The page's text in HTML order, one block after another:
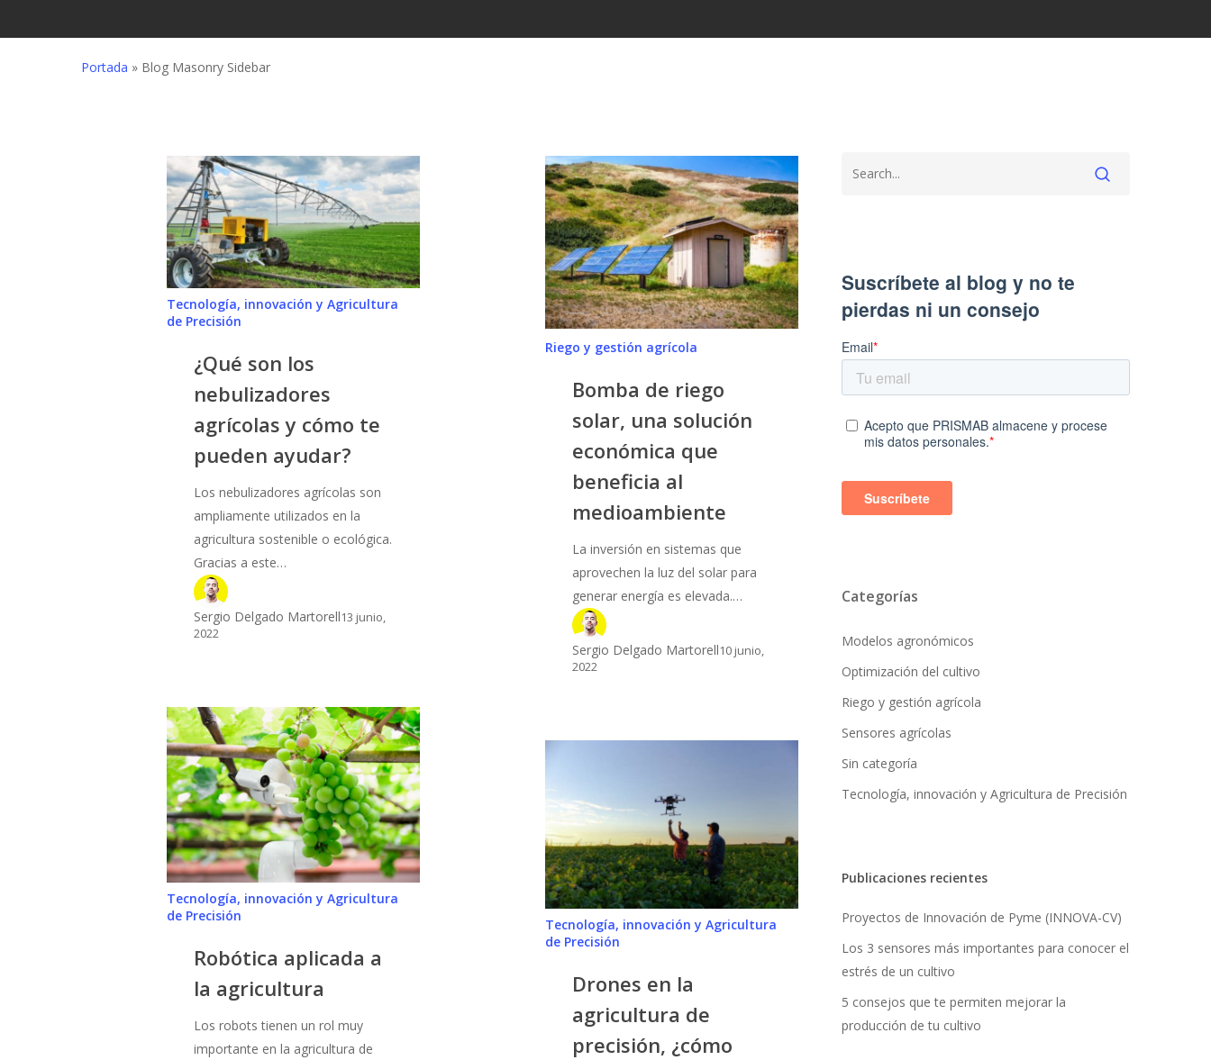
Portada » Blog Masonry Sidebar
¿Qué
son
los
nebulizadores
agrícolas
y
cómo
te
pueden
ayudar?
Tecnología, innovación y Agricultura
de Precisión
¿Qué son los
nebulizadores
agrícolas y cómo te
pueden ayudar?
Los nebulizadores agrícolas son
ampliamente utilizados en la
agricultura sostenible o ecológica.
Gracias a este…
Sergio Delgado Martorell13 junio,
2022
Bomba
de
riego
solar,
una
solución
económica
que
beneficia
medioambiente
Riego y gestión agrícola
Bomba de riego
solar, una solución
económica que
beneficia al
medioambiente
La inversión en sistemas que
aprovechen la luz del solar para
generar energía es elevada.…
Sergio Delgado Martorell10 junio,
2022
Robótica
aplicada
a
la
agricultura
Tecnología, innovación y Agricultura
de Precisión
Robótica aplicada a
la agricultura
Los robots tienen un rol muy
importante en la agricultura de
la
agricultura
de
precisión,
¿cómo
ayudan
en
cultivo?
Tecnología, innovación y Agricultura
de Precisión
Drones en la
agricultura de
precisión, ¿cómo
Categorías
Modelos agronómicos
Optimización del cultivo
Riego y gestión agrícola
Sensores agrícolas
Sin categoría
Tecnología, innovación y Agricultura de Precisión
Publicaciones recientes
Proyectos de Innovación de Pyme (INNOVA-CV)
Los 3 sensores más importantes para conocer el
estrés de un cultivo
5 consejos que te permiten mejorar la
producción de tu cultivo